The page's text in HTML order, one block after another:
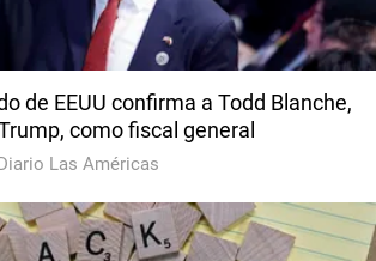
de EEUU confirma a Todd Blanche,
como fiscal general
Las Américas